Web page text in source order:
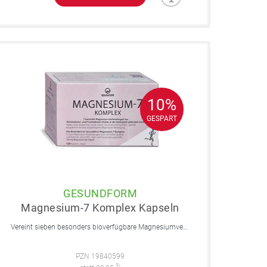
10%
GESPART
10%
GESPART
GESUNDFORM
Magnesium-7 Komplex Kapseln
Vereint sieben besonders bioverfügbare Magnesiumverbindungen in einer einzigen Kapsel und bietet damit eine umfassende Unterstützung für Körper und Geist.
PZN 19840599
3)